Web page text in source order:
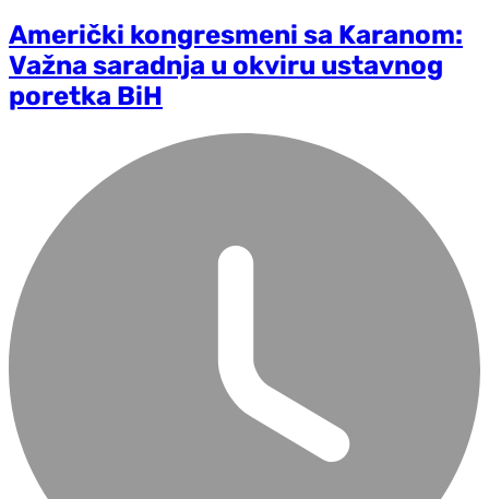
Američki kongresmeni sa Karanom:
Važna saradnja u okviru ustavnog
poretka BiH